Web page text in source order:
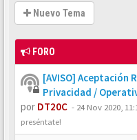
Nuevo Tema
FORO
[AVISO] Aceptación
Privacidad /
por DT20C - 24 Nov 2020,
preséntate!